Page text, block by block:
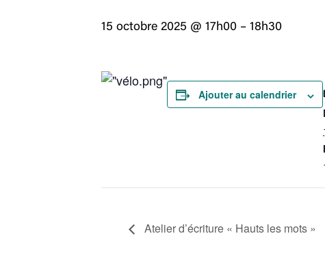
15 octobre 2025 @ 17h00 – 18h30
Ajouter au calendrier
Atelier d’écriture « Hauts les mots »